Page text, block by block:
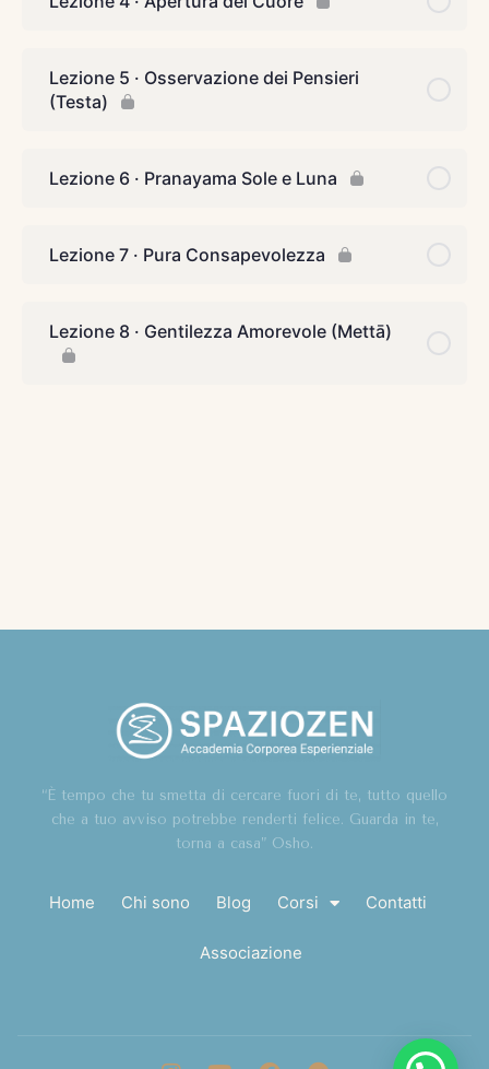
Lezione 5 · Osservazione dei Pensieri
(Testa)
Lezione 6 · Pranayama Sole e Luna
Lezione 7 · Pura Consapevolezza
Lezione 8 · Gentilezza Amorevole (Mettā)
“È tempo che tu smetta di cercare fuori di te, tutto quello
che a tuo avviso potrebbe renderti felice. Guarda in te,
torna a casa” Osho.
Home Chi sono Blog Corsi Contatti
Associazione